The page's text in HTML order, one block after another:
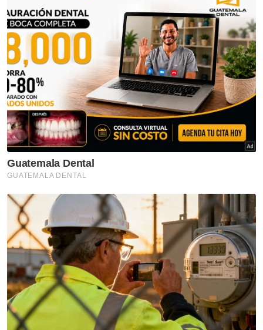
pemimpin'. Sebagai Yang di-Pertuan Agong,
beta sanggup mengabdikan diri untuk
berkhidmat kepada ‘rakyat’ dan mempromosi
kebajikan mereka sentiasa menjadi
keutamaan beta.
"Beta sentiasa prihatin dengan perjuangan
serta kesusahan mereka, dan saya menjiwai
nasib mereka sambil menggalakkan aspirasi
mereka untuk berjaya," titah baginda.
Al-Sultan Abdullah juga bertitah seorang
keperluan rakyat melebih diri sendiri dan
memimpin melalui teladan selain berusaha
memberikan impak positif terhadap
kehidupan orang lain.
"Prinsip ini telah membimbing beta sepanjang
tempoh beta menjadi Yang di-Pertuan
Agong di negara kita yang tercinta," titah
baginda.